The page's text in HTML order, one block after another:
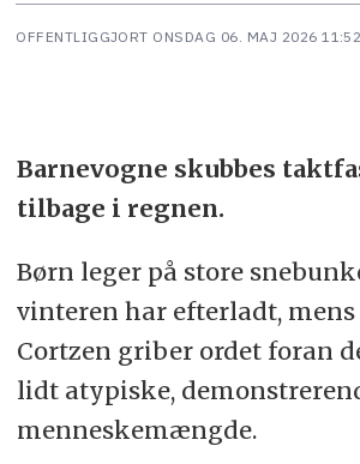
OFFENTLIGGJORT ONSDAG 06. MAJ 2026 11:52
Barnevogne skubbes
tilbage i regnen.
Børn leger på store
vinteren har efterladt, mens
Cortzen griber ordet foran
lidt atypiske,
menneskemængde.